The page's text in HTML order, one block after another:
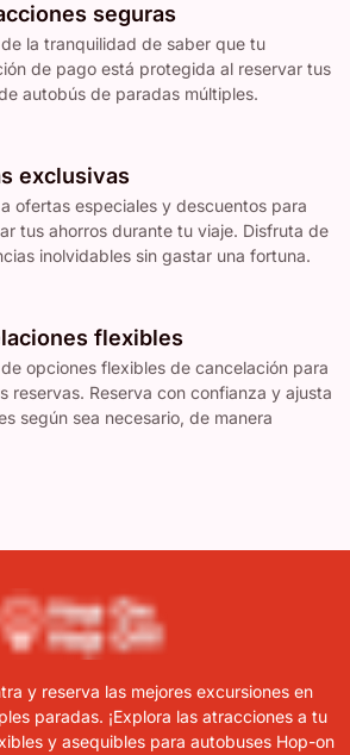
seguras
la tranquilidad de saber que tu
de pago está protegida al reservar tus
autobús de paradas múltiples.
exclusivas
ofertas especiales y descuentos para
tus ahorros durante tu viaje. Disfruta de
inolvidables sin gastar una fortuna.
flexibles
opciones flexibles de cancelación para
reservas. Reserva con confianza y ajusta
según sea necesario, de manera
y reserva las mejores excursiones en
paradas. ¡Explora las atracciones a tu
y asequibles para autobuses Hop-on